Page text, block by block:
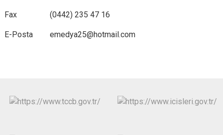
Fax (0442) 235 47 16
E-Posta emedya25@hotmail.com